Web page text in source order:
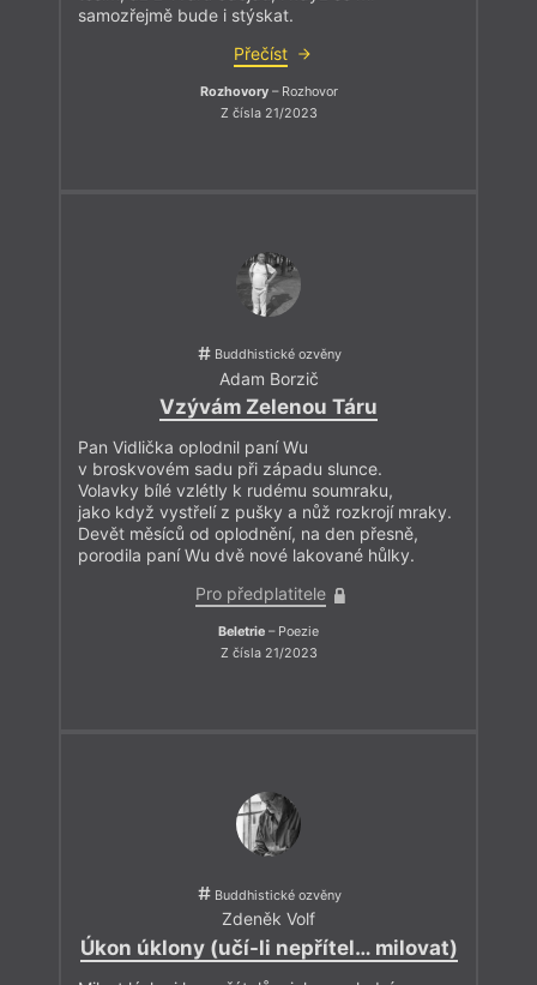
samozřejmě bude i stýskat.
Přečíst
Rozhovory– Rozhovor
Z čísla 21/2023
Buddhistické ozvěny
Adam Borzič
Vzývám Zelenou Táru
Pan Vidlička oplodnil paní Wu
v broskvovém sadu při západu slunce.
Volavky bílé vzlétly k rudému soumraku,
jako když vystřelí z pušky a nůž rozkrojí mraky.
Devět měsíců od oplodnění, na den přesně,
porodila paní Wu dvě nové lakované hůlky.
Pro předplatitele
Beletrie – Poezie
Z čísla 21/2023
Buddhistické ozvěny
Zdeněk Volf
Úkon úklony (učí-li nepřítel… milovat)